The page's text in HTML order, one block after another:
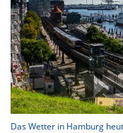
Das Wetter in Hamburg